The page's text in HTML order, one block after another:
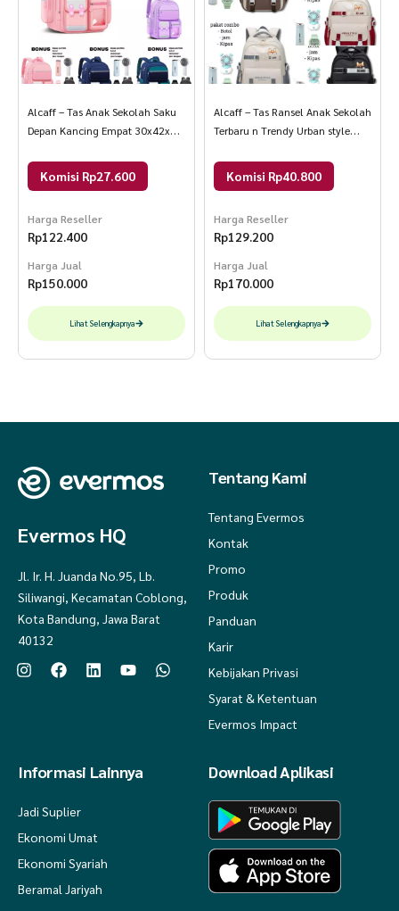
Alcaff – Tas Anak Sekolah Saku
Depan Kancing Empat 30x42x12
Komisi Rp27.600
Harga Reseller
Rp122.400
Harga Jual
Rp150.000
Lihat Selengkapnya
Alcaff – Tas Ransel Anak Sekolah
Terbaru n Trendy Urban style
Kombinasi
Komisi Rp40.800
Harga Reseller
Rp129.200
Harga Jual
Rp170.000
Lihat Selengkapnya
Evermos HQ
Jl. Ir. H. Juanda No.95, Lb.
Siliwangi, Kecamatan Coblong,
Kota Bandung, Jawa Barat
40132
Tentang Kami
Tentang Evermos
Kontak
Promo
Produk
Panduan
Karir
Kebijakan Privasi
Syarat & Ketentuan
Evermos Impact
Informasi Lainnya
Jadi Suplier
Ekonomi Umat
Ekonomi Syariah
Beramal Jariyah
Download Aplikasi